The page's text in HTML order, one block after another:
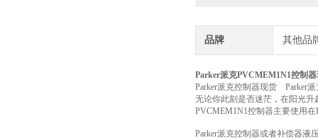
品牌 其他品
Parker派克PVCMEM1N1控制
Parker派克控制器现货 Parker
无论你此刻是否迷茫，在阳光
PVCMEM1N1控制器主要使用
Parker派克控制器或者补偿器液